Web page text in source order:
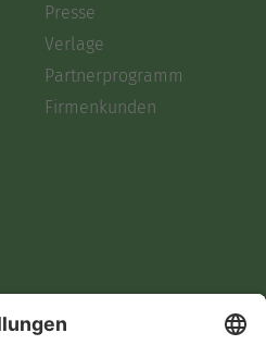
Presse
Verlage
Partnerprogramm
Firmenkunden